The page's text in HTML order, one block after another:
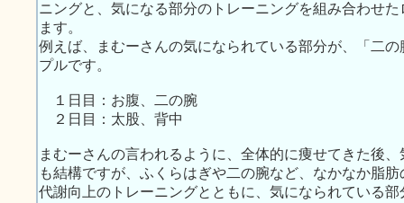
ニングと、気になる部分のトレーニングを組み合わせ
ます。
例えば、まむーさんの気になられている部分が、「二
プルです。
１日目：お腹、二の腕
２日目：太股、背中
まむーさんの言われるように、全体的に痩せてきた後
も結構ですが、ふくらはぎや二の腕など、なかなか脂
代謝向上のトレーニングとともに、気になられている